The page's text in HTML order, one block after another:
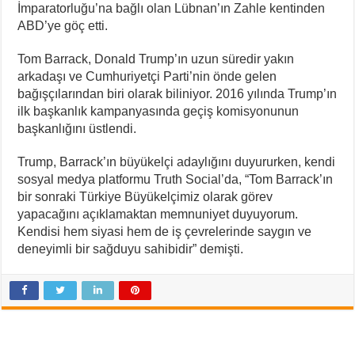
İmparatorluğu’na bağlı olan Lübnan’ın Zahle kentinden
ABD’ye göç etti.
Tom Barrack, Donald Trump’ın uzun süredir yakın
arkadaşı ve Cumhuriyetçi Parti’nin önde gelen
bağışçılarından biri olarak biliniyor. 2016 yılında Trump’ın
ilk başkanlık kampanyasında geçiş komisyonunun
başkanlığını üstlendi.
Trump, Barrack’ın büyükelçi adaylığını duyururken, kendi
sosyal medya platformu Truth Social’da, “Tom Barrack’ın
bir sonraki Türkiye Büyükelçimiz olarak görev
yapacağını açıklamaktan memnuniyet duyuyorum.
Kendisi hem siyasi hem de iş çevrelerinde saygın ve
deneyimli bir sağduyu sahibidir” demişti.